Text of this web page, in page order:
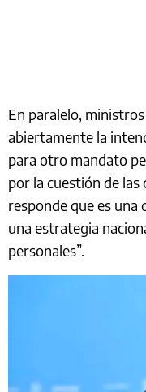
En paralelo,
abiertamente la
para otro mandato
por la cuestión de
responde que es una
una estrategia
personales”.